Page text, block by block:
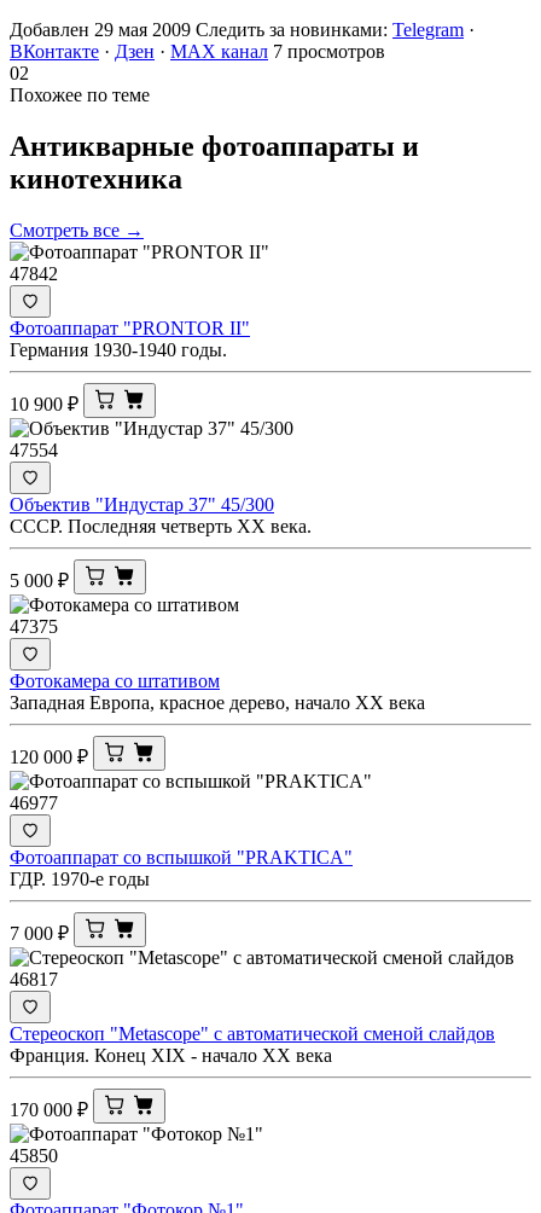
Добавлен 29 мая 2009 Следить за новинками: Telegram ·
ВКонтакте · Дзен · MAX канал 7 просмотров
02
Похожее по теме
Антикварные фотоаппараты и
кинотехника
Смотреть все →
47842
Фотоаппарат "PRONTOR II"
Германия 1930-1940 годы.
10 900 ₽
47554
Объектив "Индустар 37" 45/300
СССР. Последняя четверть XX века.
5 000 ₽
47375
Фотокамера со штативом
Западная Европа, красное дерево, начало XX века
120 000 ₽
46977
Фотоаппарат со вспышкой "PRAKTICA"
ГДР. 1970-е годы
7 000 ₽
46817
Стереоскоп "Metascope" с автоматической сменой слайдов
Франция. Конец XIX - начало XX века
170 000 ₽
45850